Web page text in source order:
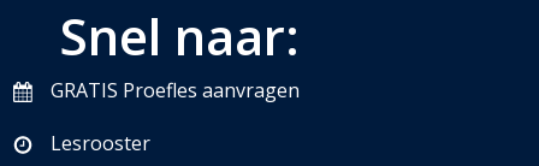
Snel naar:
GRATIS Proefles aanvragen
Lesrooster